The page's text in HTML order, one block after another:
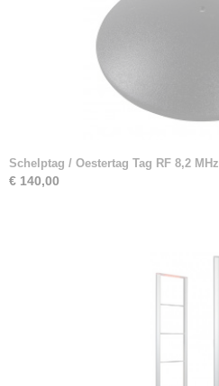
Schelptag / Oestertag Tag RF 8,2 MHz
€ 140,00